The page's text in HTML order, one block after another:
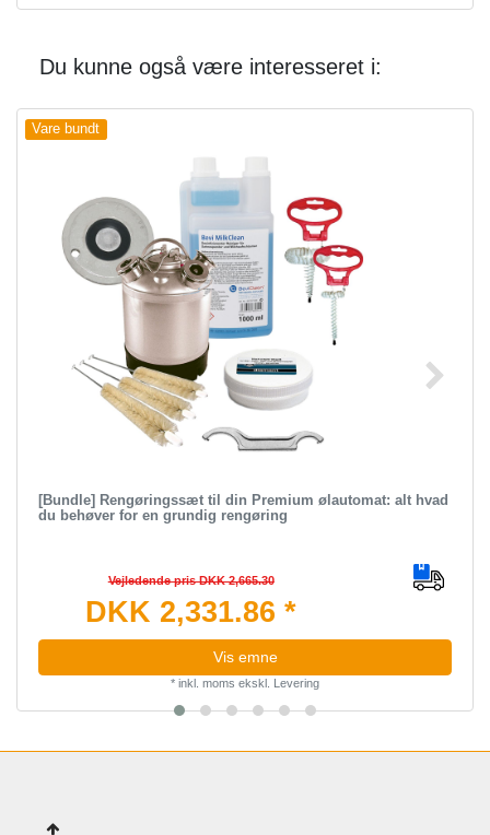
Du kunne også være interesseret i:
Vare bundt
[Bundle] Rengøringssæt til din Premium ølautomat: alt hvad
du behøver for en grundig rengøring
Vejledende pris DKK 2,665.30
DKK 2,331.86 *
Vis emne
* inkl. moms ekskl. Levering